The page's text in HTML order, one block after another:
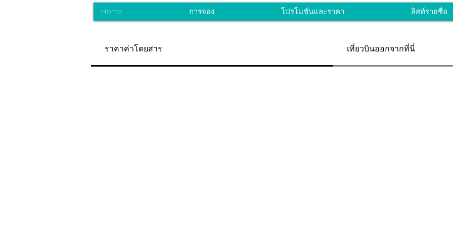
Home การจอง โปรโมชั่นและราคา ลิสท์รายชื่อ
ราคาค่าโดยสาร เที่ยวบินออกจากที่นี่